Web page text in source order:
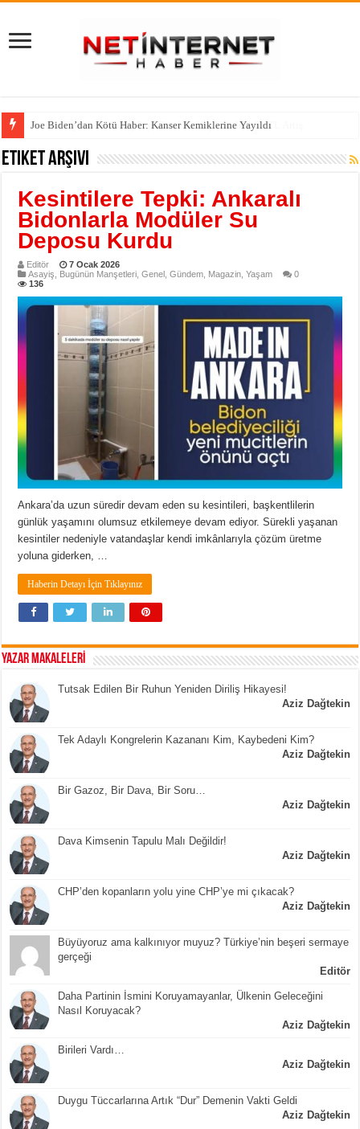
Joe Biden’dan Kötü Haber: Kanser Kemiklerine Yayıldı
Etiket Arşivi
Kesintilere Tepki: Ankaralı
Bidonlarla Modüler Su
Deposu Kurdu
Editör
7 Ocak 2026
Asayiş
Bugünün Manşetleri ,Genel ,Gündem Magazin ,Yaşam
0
136
Ankara’da uzun süredir devam eden su kesintileri, başkentlilerin
günlük yaşamını olumsuz etkilemeye devam ediyor. Sürekli yaşanan
kesintiler nedeniyle vatandaşlar kendi imkânlarıyla çözüm üretme
yoluna giderken, …
Haberin Detayı İçin Tıklayınız
YAZAR MAKALELERİ
Tutsak Edilen Bir Ruhun Yeniden Diriliş Hikayesi!
Aziz Dağtekin
Tek Adaylı Kongrelerin Kazananı Kim, Kaybedeni Kim?
Aziz Dağtekin
Bir Gazoz, Bir Dava, Bir Soru…
Aziz Dağtekin
Dava Kimsenin Tapulu Malı Değildir!
Aziz Dağtekin
CHP’den kopanların yolu yine CHP’ye mi çıkacak?
Aziz Dağtekin
Büyüyoruz ama kalkınıyor muyuz? Türkiye’nin beşeri sermaye
gerçeği
Editör
Daha Partinin İsmini Koruyamayanlar, Ülkenin Geleceğini
Nasıl Koruyacak?
Aziz Dağtekin
Birileri Vardı…
Aziz Dağtekin
Duygu Tüccarlarına Artık “Dur” Demenin Vakti Geldi
Aziz Dağtekin